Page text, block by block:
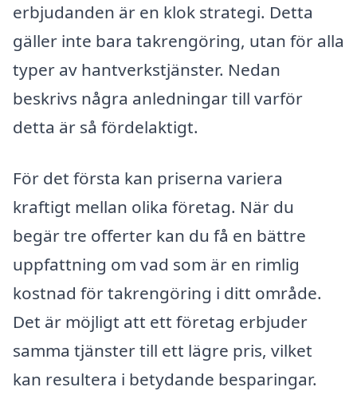
erbjudanden är en klok strategi. Detta
gäller inte bara takrengöring, utan för alla
typer av hantverkstjänster. Nedan
beskrivs några anledningar till varför
detta är så fördelaktigt.
För det första kan priserna variera
kraftigt mellan olika företag. När du
begär tre offerter kan du få en bättre
uppfattning om vad som är en rimlig
kostnad för takrengöring i ditt område.
Det är möjligt att ett företag erbjuder
samma tjänster till ett lägre pris, vilket
kan resultera i betydande besparingar.